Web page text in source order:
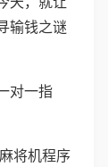
输钱之谜
对一指
将机程序